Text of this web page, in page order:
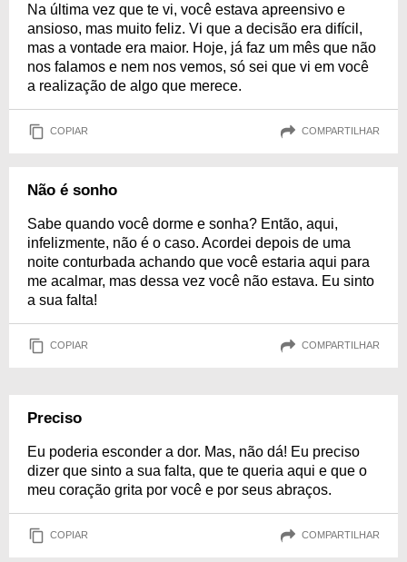
Na última vez que te vi, você estava apreensivo e
ansioso, mas muito feliz. Vi que a decisão era difícil,
mas a vontade era maior. Hoje, já faz um mês que não
nos falamos e nem nos vemos, só sei que vi em você
a realização de algo que merece.
COPIAR COMPARTILHAR
Não é sonho
Sabe quando você dorme e sonha? Então, aqui,
infelizmente, não é o caso. Acordei depois de uma
noite conturbada achando que você estaria aqui para
me acalmar, mas dessa vez você não estava. Eu sinto
a sua falta!
COPIAR COMPARTILHAR
Preciso
Eu poderia esconder a dor. Mas, não dá! Eu preciso
dizer que sinto a sua falta, que te queria aqui e que o
meu coração grita por você e por seus abraços.
COPIAR COMPARTILHAR